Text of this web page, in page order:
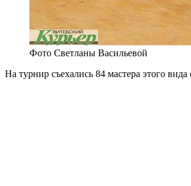
Фото Светланы Васильевой
На турнир съехались 84 мастера этого